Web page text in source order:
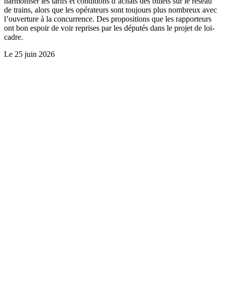
de trains, alors que les opérateurs sont toujours plus nombreux avec
l’ouverture à la concurrence. Des propositions que les rapporteurs
ont bon espoir de voir reprises par les députés dans le projet de loi-
cadre.
Le 25 juin 2026